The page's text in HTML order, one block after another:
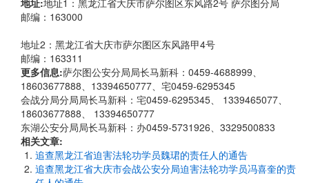
地址:地址1：黑龙江省大庆市萨尔图区东风路2号 萨尔图分局
邮编：163000
地址2：黑龙江省大庆市萨尔图区东风路甲4号
邮编：163311
更多信息:萨尔图公安分局局长马新科：0459-4688999、
18603677888、13394650777、宅0459-6295345
会战分局分局局长马新科：宅0459-6295345、 1339465077、
18603677888、 13394650777
东湖公安分局局长马新科：办0459-5731926、3329500833
相关文章:
追查黑龙江省迫害法轮功学员魏珺的责任人的通告
追查黑龙江省大庆市会战公安分局迫害法轮功学员冯喜奎的责